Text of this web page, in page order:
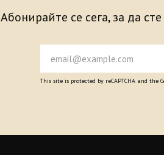
Абонирайте се сега, за да
This site is protected by reCAPTCHA and the